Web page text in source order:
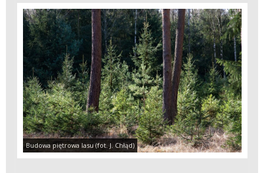
Budowa piętrowa lasu (fot. J. Chłąd)